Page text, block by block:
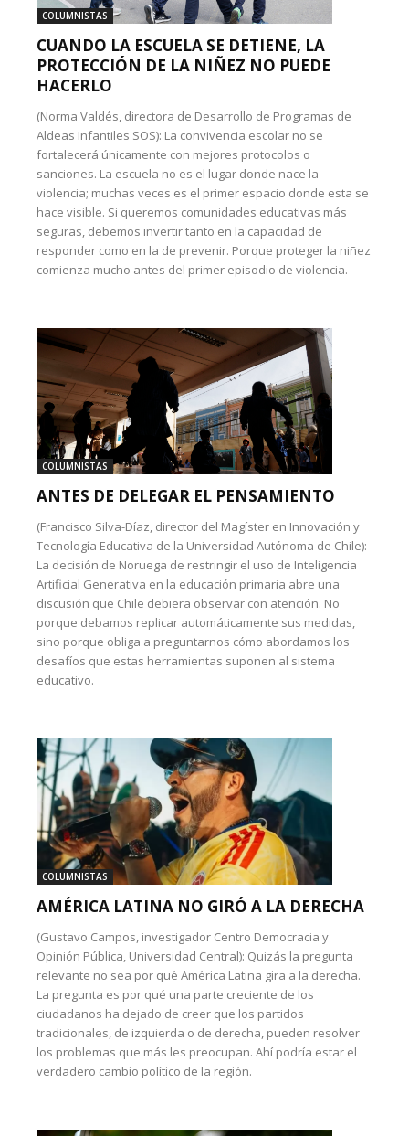
COLUMNISTAS
CUANDO LA ESCUELA SE DETIENE, LA
PROTECCIÓN DE LA NIÑEZ NO PUEDE
HACERLO
(Norma Valdés, directora de Desarrollo de Programas de
Aldeas Infantiles SOS): La convivencia escolar no se
fortalecerá únicamente con mejores protocolos o
sanciones. La escuela no es el lugar donde nace la
violencia; muchas veces es el primer espacio donde esta se
hace visible. Si queremos comunidades educativas más
seguras, debemos invertir tanto en la capacidad de
responder como en la de prevenir. Porque proteger la niñez
comienza mucho antes del primer episodio de violencia.
COLUMNISTAS
ANTES DE DELEGAR EL PENSAMIENTO
(Francisco Silva-Díaz, director del Magíster en Innovación y
Tecnología Educativa de la Universidad Autónoma de Chile):
La decisión de Noruega de restringir el uso de Inteligencia
Artificial Generativa en la educación primaria abre una
discusión que Chile debiera observar con atención. No
porque debamos replicar automáticamente sus medidas,
sino porque obliga a preguntarnos cómo abordamos los
desafíos que estas herramientas suponen al sistema
educativo.
COLUMNISTAS
AMÉRICA LATINA NO GIRÓ A LA DERECHA
(Gustavo Campos, investigador Centro Democracia y
Opinión Pública, Universidad Central): Quizás la pregunta
relevante no sea por qué América Latina gira a la derecha.
La pregunta es por qué una parte creciente de los
ciudadanos ha dejado de creer que los partidos
tradicionales, de izquierda o de derecha, pueden resolver
los problemas que más les preocupan. Ahí podría estar el
verdadero cambio político de la región.